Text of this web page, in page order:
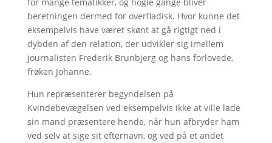
beretningen dermed for overfladisk. Hvor kunne det
eksempelvis have været skønt at gå rigtigt ned i
dybden af den relation, der udvikler sig imellem
journalisten Frederik Brunbjerg og hans forlovede,
frøken Johanne.
Hun repræsenterer begyndelsen på
Kvindebevægelsen ved eksempelvis ikke at ville lade
sin mand præsentere hende, når hun afbryder ham
ved selv at sige sit efternavn, og ved på et andet